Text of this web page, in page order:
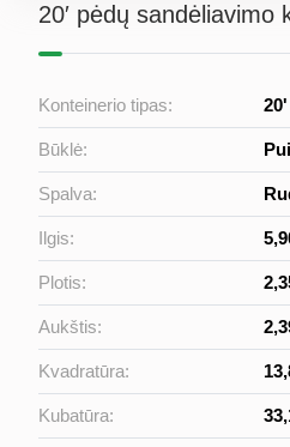
20′ pėdų sandėliavimo
Konteinerio tipas:
Būklė:
Spalva:
Ilgis:
Plotis:
Aukštis:
Kvadratūra:
Kubatūra: